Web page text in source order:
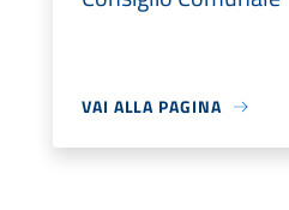
VAI ALLA PAGINA